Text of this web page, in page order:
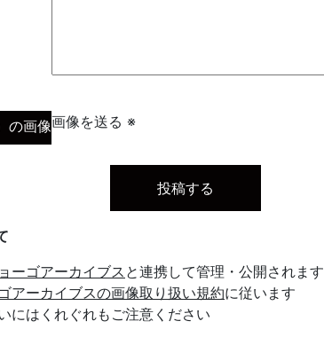
の画像画像を送る ※
ーゴアーカイブス と連携して管理・公開されます
アーカイブスの画像取り扱い規約に従います
にはくれぐれもご注意ください